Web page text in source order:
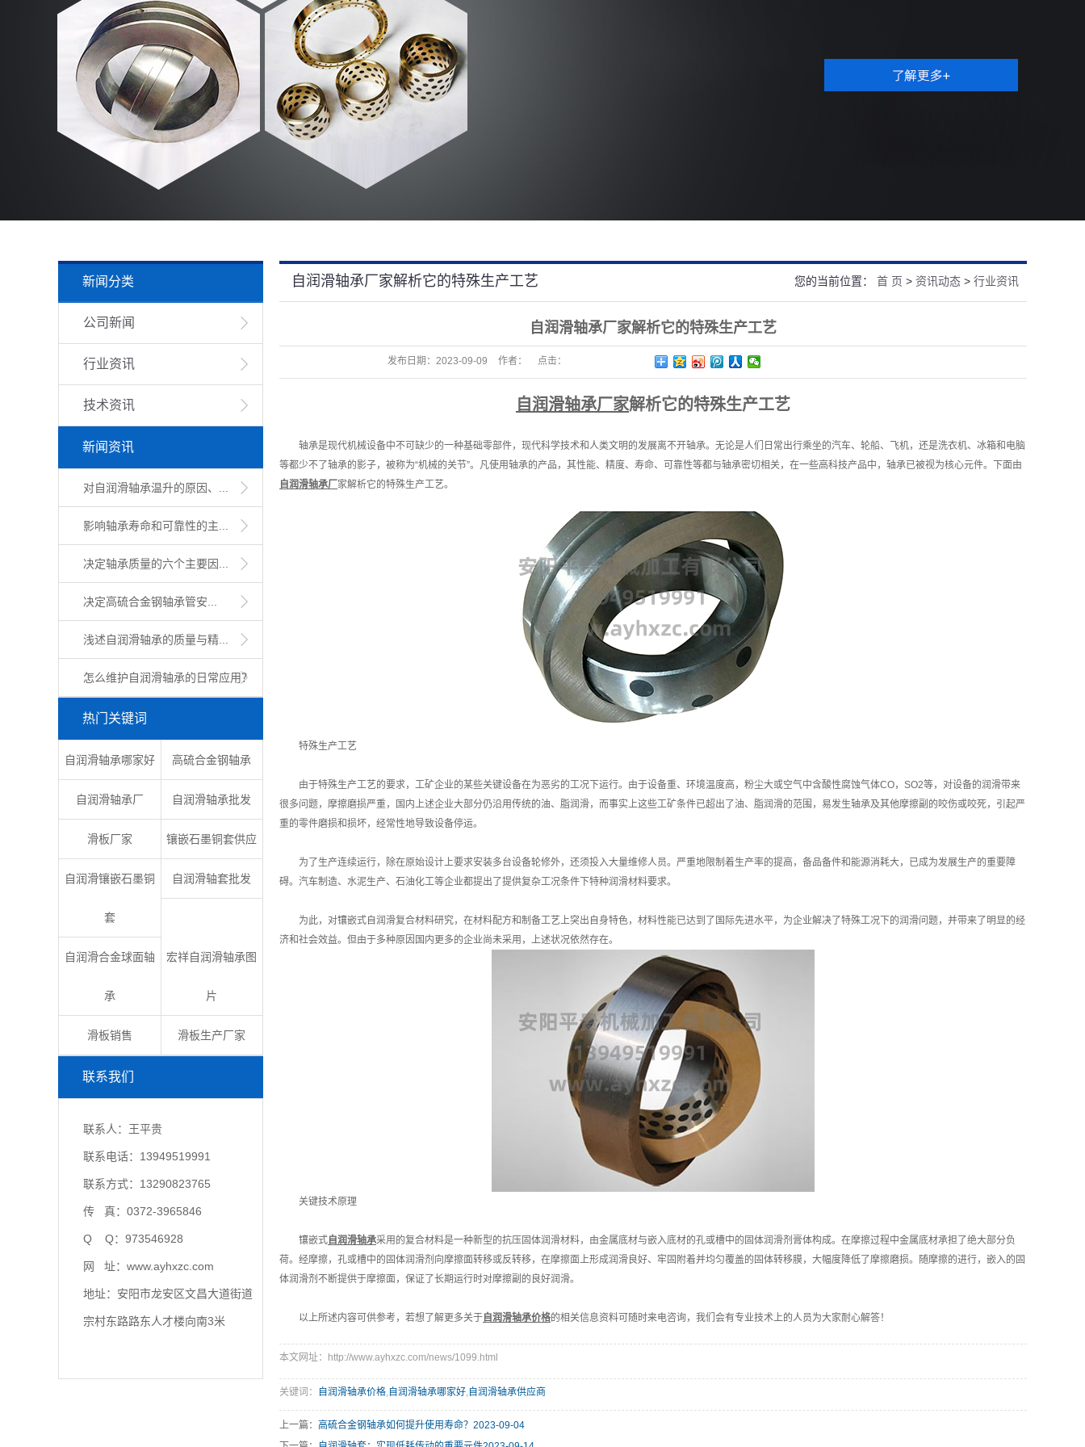
新闻分类
公司新闻
行业资讯
技术资讯
新闻资讯
对自润滑轴承温升的原因、...
影响轴承寿命和可靠性的主...
决定轴承质量的六个主要因...
​决定高硫合金钢轴承管安...
浅述自润滑轴承的质量与精...
怎么维护自润滑轴承的日常应用？
热门关键词
自润滑轴承哪家好 高硫合金钢轴承
自润滑轴承厂 自润滑轴承批发
滑板厂家 镶嵌石墨铜套供应
自润滑镶嵌石墨铜
套
自润滑轴套批发
自润滑合金球面轴
承
宏祥自润滑轴承图
片
滑板销售 滑板生产厂家
联系我们
联系人：王平贵
联系电话：13949519991
联系方式：13290823765
传 真：0372-3965846
Q Q：973546928
网 址：www.ayhxzc.com
地址：安阳市龙安区文昌大道街道
宗村东路路东人才楼向南3米
自润滑轴承厂家解析它的特殊生产工艺 您的当前位置： 首 页 > 资讯动态 > 行业资讯
自润滑轴承厂家解析它的特殊生产工艺
发布日期： 2023-09-09 作者： 点击：
自润滑轴承厂家解析它的特殊生产工艺
轴承是现代机械设备中不可缺少的一种基础零部件，现代科学技术和人类文明的发展离不开轴承。无论是人们日常出行乘坐的汽车、轮船、飞机，还是洗衣机、冰箱和电脑
等都少不了轴承的影子，被称为“机械的关节”。凡使用轴承的产品，其性能、精度、寿命、可靠性等都与轴承密切相关，在一些高科技产品中，轴承已被视为核心元件。下面由
自润滑轴承厂 家解析它的特殊生产工艺。
特殊生产工艺
由于特殊生产工艺的要求，工矿企业的某些关键设备在为恶劣的工况下运行。由于设备重、环境温度高，粉尘大或空气中含酸性腐蚀气体CO，SO2等，对设备的润滑带来
很多问题，摩擦磨损严重，国内上述企业大部分仍沿用传统的油、脂润滑，而事实上这些工矿条件已超出了油、脂润滑的范围，易发生轴承及其他摩擦副的咬伤或咬死，引起严
重的零件磨损和损坏，经常性地导致设备停运。
为了生产连续运行，除在原始设计上要求安装多台设备轮修外，还须投入大量维修人员。严重地限制着生产率的提高，备品备件和能源消耗大，已成为发展生产的重要障
碍。汽车制造、水泥生产、石油化工等企业都提出了提供复杂工况条件下特种润滑材料要求。
为此，对镶嵌式自润滑复合材料研究，在材料配方和制备工艺上突出自身特色，材料性能已达到了国际先进水平，为企业解决了特殊工况下的润滑问题，并带来了明显的经
济和社会效益。但由于多种原因国内更多的企业尚未采用，上述状况依然存在。
关键技术原理
镶嵌式 自润滑轴承采用的复合材料是一种新型的抗压固体润滑材料，由金属底材与嵌入底材的孔或槽中的固体润滑剂膏体构成。在摩擦过程中金属底材承担了绝大部分负
荷。经摩擦，孔或槽中的固体润滑剂向摩擦面转移或反转移，在摩擦面上形成润滑良好、牢固附着并均匀覆盖的固体转移膜，大幅度降低了摩擦磨损。随摩擦的进行，嵌入的固
体润滑剂不断提供于摩擦面，保证了长期运行时对摩擦副的良好润滑。
以上所述内容可供参考，若想了解更多关于 自润滑轴承价格的相关信息资料可随时来电咨询，我们会有专业技术上的人员为大家耐心解答！
本文网址：http://www.ayhxzc.com/news/1099.html
关键词： 自润滑轴承价格,自润滑轴承哪家好,自润滑轴承供应商
上一篇： ​高硫合金钢轴承如何提升使用寿命？ 2023-09-04